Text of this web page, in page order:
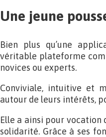
Une jeune
Bien plus qu’une
véritable plateforme
novices ou experts.
Conviviale, intuitive et
autour de leurs intérêts,
Elle a ainsi pour
solidarité. Grâce à ses